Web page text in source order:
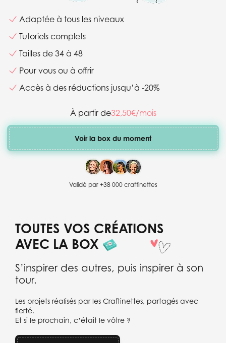
Adaptée à tous les niveaux
Tutoriels complets
Tailles de 34 à 48
Pour vous ou à offrir
Accès à des réductions jusqu’à -20%
À partir de32,50€/mois
Voir la box du moment
Validé par +38 000 craftinettes
TOUTES VOS CRÉATIONS
AVEC LA BOX
S’inspirer des autres, puis inspirer à son
tour.
Les projets réalisés par les Craftinettes, partagés avec
fierté.
Et si le prochain, c’était le vôtre ?